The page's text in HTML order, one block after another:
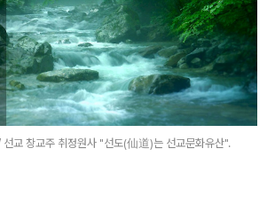
교 창교주 취정원사 "선도(仙道)는 선교문화유산".